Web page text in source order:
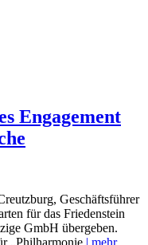
Engagement
Geschäftsführer
für das Friedenstein
GmbH übergeben.
„Philharmonie | mehr